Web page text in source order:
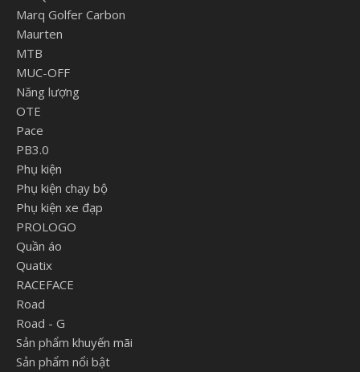
Marq Golfer Carbon
Maurten
MTB
MUC-OFF
Năng lượng
OTE
Pace
PB3.0
Phụ kiện
Phụ kiện chạy bộ
Phụ kiện xe đạp
PROLOGO
Quần áo
Quatix
RACEFACE
Road
Road - G
Sản phẩm khuyến mãi
Sản phẩm nổi bật